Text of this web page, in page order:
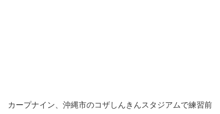
カープナイン、沖縄市のコザしんきんスタジアムで練習前